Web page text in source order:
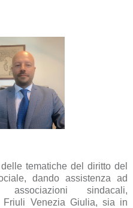
tematiche del diritto del
dando assistenza ad
sindacali,
Friuli Venezia Giulia, sia in